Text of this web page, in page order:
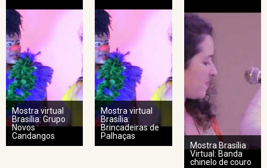
Mostra virtual
Brasília: Grupo
Novos
Candangos
Mostra virtual
Brasília:
Brincadeiras de
Palhaças
Mostra Brasília
Virtual: Banda
chinelo de couro